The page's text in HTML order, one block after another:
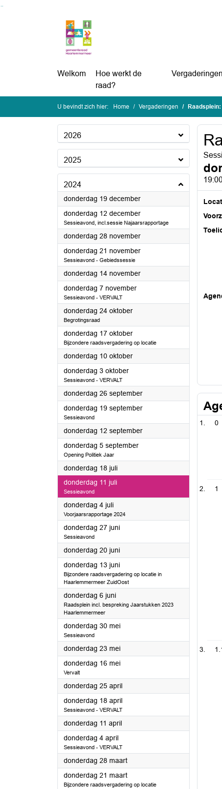
Welkom
Hoe werkt de
raad?
Vergaderingen
U bevindt zich hier: Home Vergaderingen
2026
2025
2024
donderdag 19 december2024
donderdag 12 december2024
Sessieavond, incl.sessie Najaarsrapportage
donderdag 28 november2024
donderdag 21 november2024
Sessieavond - Gebiedssessie
donderdag 14 november2024
donderdag 7 november2024
Sessieavond - VERVALT
donderdag 24 oktober2024
Begrotingsraad
donderdag 17 oktober2024
Bijzondere raadsvergadering op locatie
donderdag 10 oktober2024
donderdag 3 oktober2024
Sessieavond - VERVALT
donderdag 26 september2024
donderdag 19 september2024
Sessieavond
donderdag 12 september2024
donderdag 5 september2024
Opening Politiek Jaar
donderdag 18 juli2024
donderdag 11 juli2024
Sessieavond
donderdag 4 juli2024
Voorjaarsrapportage 2024
donderdag 27 juni2024
Sessieavond
donderdag 20 juni2024
donderdag 13 juni2024
Bijzondere raadsvergadering op locatie in
Haarlemmermeer ZuidOost
donderdag 6 juni2024
Raadsplein incl. bespreking Jaarstukken 2023
Haarlemmermeer
donderdag 30 mei2024
Sessieavond
donderdag 23 mei2024
donderdag 16 mei2024
Vervalt
donderdag 25 april2024
donderdag 18 april2024
Sessieavond - VERVALT
donderdag 11 april2024
donderdag 4 april2024
Sessieavond - VERVALT
donderdag 28 maart2024
donderdag 21 maart2024
Bijzondere raadsvergadering op locatie
0
1